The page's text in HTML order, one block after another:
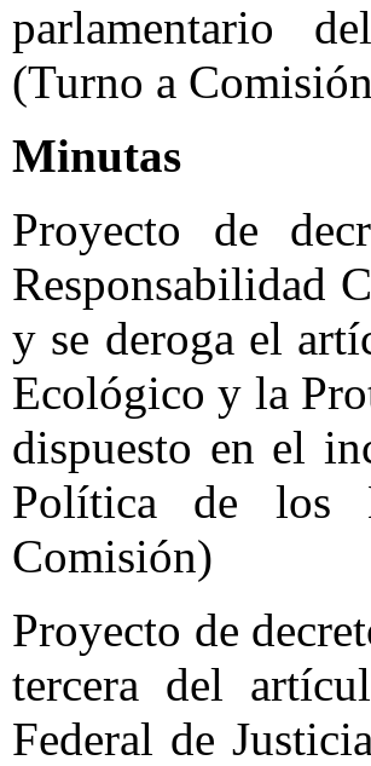
parlamentario
(Turno a
Minutas
Proyecto de
Responsabilidad
y se deroga el
Ecológico y la
dispuesto en el
Política de los
Comisión)
Proyecto de
tercera del
Federal de